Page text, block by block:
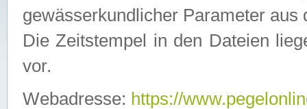
gewässerkundlicher Parameter aus
Die Zeitstempel in den Dateien
vor.
Webadresse: https://